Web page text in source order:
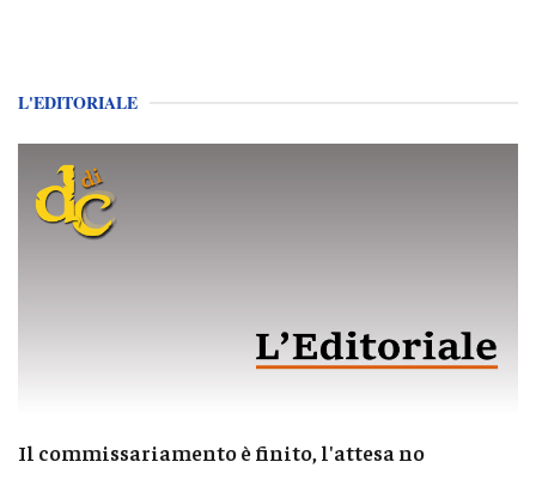
L'EDITORIALE
Il commissariamento è finito, l'attesa no